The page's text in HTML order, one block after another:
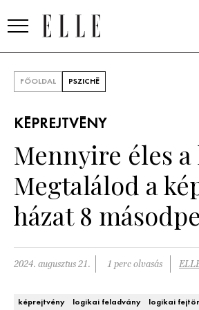
SZÉPSÉG
KULTÚRA
ÉLETMÓD
PÁRKAPCSOLAT
FŐOLDAL PSZICHÉ
KÉPREJTVÉNY
Mennyire éles a
Megtalálod a
házat 8
2024. augusztus 21. 1 perc olvasás
képrejtvény logikai feladvány logikai